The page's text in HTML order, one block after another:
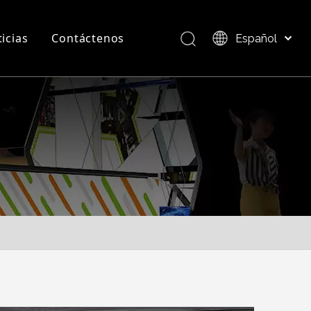
Preguntas más frecuentes
Descripción del producto
Contáctenos Español
العربية
日本語
Pусский
Nederlands
Português
Français
English